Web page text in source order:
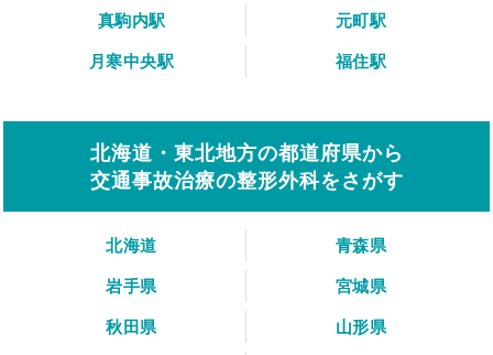
真駒内駅
元町駅
月寒中央駅
福住駅
北海道・東北地方の都道府県から
交通事故治療の整形外科をさがす
北海道
青森県
岩手県
宮城県
秋田県
山形県